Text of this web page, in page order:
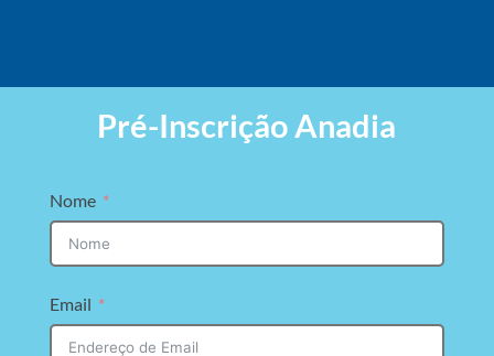
Pré-Inscrição Anadia
Nome
Email